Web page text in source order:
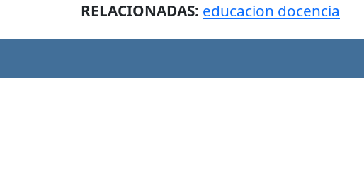
RELACIONADAS: educacion docencia